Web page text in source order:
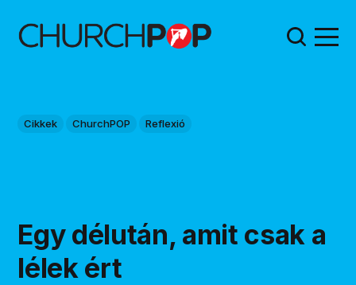
Cikkek ChurchPOP Reflexió
Egy délután, amit csak a
lélek ért